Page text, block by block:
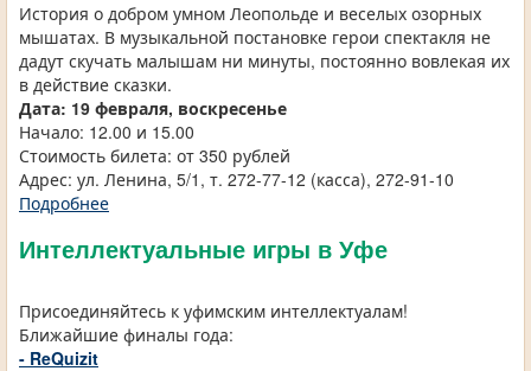
История о добром умном Леопольде и веселых озорных
мышатах. В музыкальной постановке герои спектакля не
дадут скучать малышам ни минуты, постоянно вовлекая их
в действие сказки.
Дата: 19 февраля, воскресенье
Начало: 12.00 и 15.00
Стоимость билета: от 350 рублей
Адрес: ул. Ленина, 5/1, т. 272-77-12 (касса), 272-91-10
Подробнее
Интеллектуальные игры в Уфе
Присоединяйтесь к уфимским интеллектуалам!
Ближайшие финалы года:
- ReQuizit